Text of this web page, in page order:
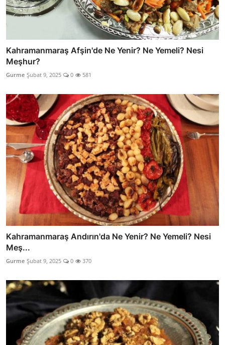
Kahramanmaraş Afşin'de Ne Yenir? Ne Yemeli? Nesi
Meşhur?
Gurme Şubat 9, 2025 0 581
Kahramanmaraş Andırın'da Ne Yenir? Ne Yemeli? Nesi
Meş...
Gurme Şubat 9, 2025 0 370